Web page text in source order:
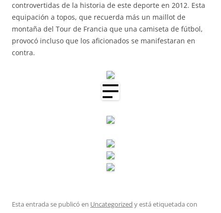
controvertidas de la historia de este deporte en 2012. Esta
equipación a topos, que recuerda más un maillot de
montaña del Tour de Francia que una camiseta de fútbol,
provocó incluso que los aficionados se manifestaran en
contra.
Esta entrada se publicó en Uncategorized y está etiquetada con